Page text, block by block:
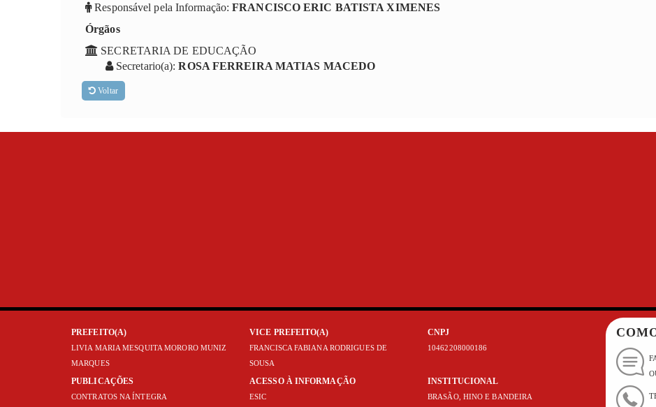
Responsável pela Informação:FRANCISCO ERIC BATISTA XIMENES
Órgãos
SECRETARIA DE EDUCAÇÃO
Secretario(a):ROSA FERREIRA MATIAS MACEDO
Voltar
PREFEITO(A)
LIVIA MARIA MESQUITA MORORO MUNIZ
MARQUES
VICE PREFEITO(A)
FRANCISCA FABIANA RODRIGUES DE
SOUSA
CNPJ
10462208000186
PUBLICAÇÕES
CONTRATOS NA ÍNTEGRA
ACESSO À INFORMAÇÃO
ESIC
INSTITUCIONAL
BRASÃO, HINO E BANDEIRA